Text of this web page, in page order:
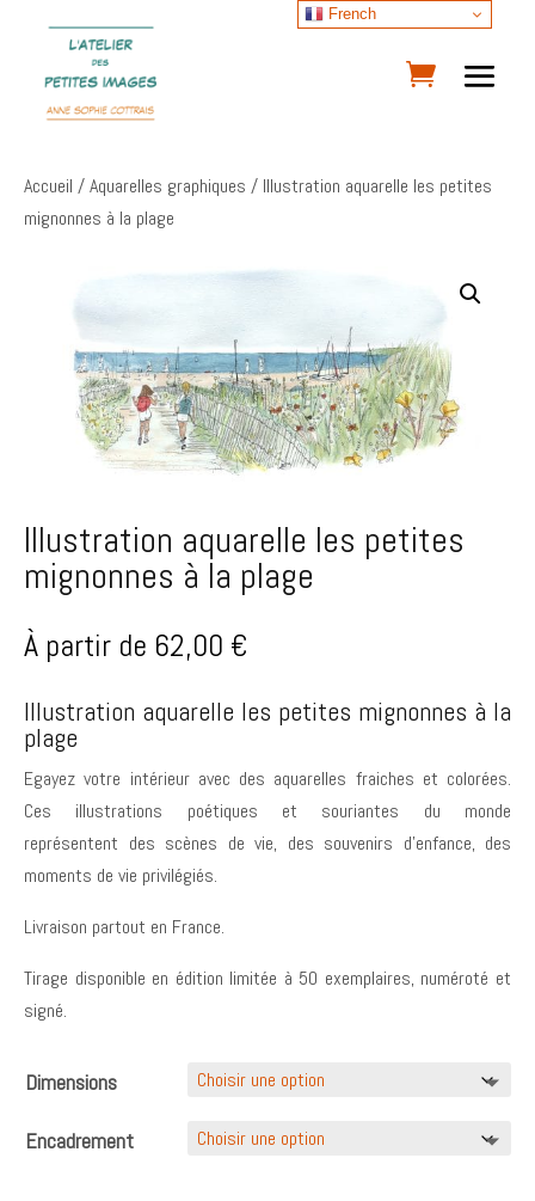
Accueil /Aquarelles graphiques / Illustration aquarelle les petites
mignonnes à la plage
Illustration aquarelle les petites
mignonnes à la plage
À partir de 62,00 €
Illustration aquarelle les petites mignonnes à la
plage
Egayez votre intérieur avec des aquarelles fraiches et colorées.
Ces illustrations poétiques et souriantes du monde
représentent des scènes de vie, des souvenirs d’enfance, des
moments de vie privilégiés.
Livraison partout en France.
Tirage disponible en édition limitée à 50 exemplaires, numéroté et
signé.
Dimensions
Encadrement
French